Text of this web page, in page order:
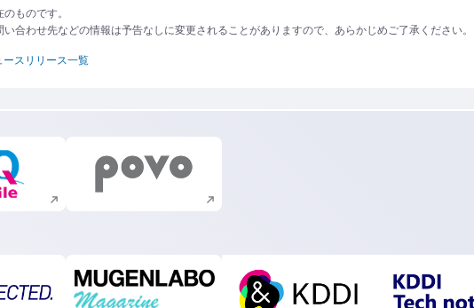
ものです。
合わせ先などの情報は予告なしに変更されることがありますので、あらかじめご了承ください。
スリリース一覧
ウィンドウで開く 新規ウィンドウで開く
ウィンドウで開く 新規ウィンドウで開く 新規ウィンドウで開く 新